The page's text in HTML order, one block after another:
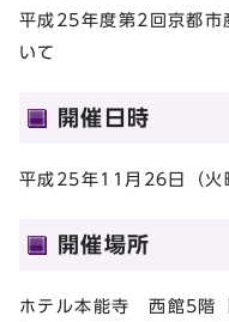
平成25年度第2回京都市
いて
開催日時
平成25年11月26日（
開催場所
ホテル本能寺 西館5階「